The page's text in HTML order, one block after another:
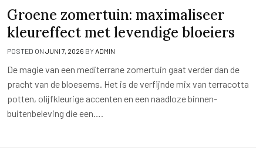
Groene zomertuin: maximaliseer
kleureffect met levendige bloeiers
POSTED ON JUNI 7, 2026 BYADMIN
De magie van een mediterrane zomertuin gaat verder dan de
pracht van de bloesems. Het is de verfijnde mix van terracotta
potten, olijfkleurige accenten en een naadloze binnen-
buitenbeleving die een….